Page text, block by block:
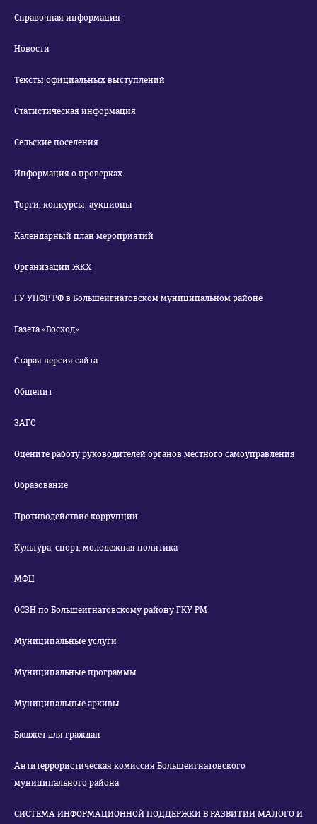
Справочная информация
Новости
Тексты официальных выступлений
Статистическая информация
Сельские поселения
Информация о проверках
Торги, конкурсы, аукционы
Календарный план мероприятий
Организации ЖКХ
ГУ УПФР РФ в Большеигнатовском муниципальном районе
Газета «Восход»
Старая версия сайта
Общепит
ЗАГС
Оцените работу руководителей органов местного самоуправления
Образование
Противодействие коррупции
Культура, спорт, молодежная политика
МФЦ
ОСЗН по Большеигнатовскому району ГКУ РМ
Муниципальные услуги
Муниципальные программы
Муниципальные архивы
Бюджет для граждан
Антитеррористическая комиссия Большеигнатовского
муниципального района
СИСТЕМА ИНФОРМАЦИОННОЙ ПОДДЕРЖКИ В РАЗВИТИИ МАЛОГО И